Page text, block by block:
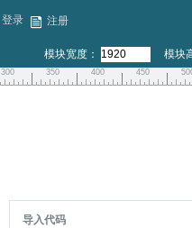
登录 注册
模块宽度： 模块
导入代码
300 350 400 450